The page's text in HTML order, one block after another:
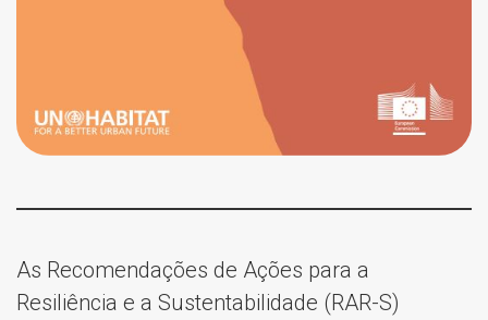
As Recomendações de Ações para a
Resiliência e a Sustentabilidade (RAR-S)